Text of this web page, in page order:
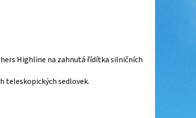
Highline na zahnutá řídítka silničních
teleskopických sedlovek.